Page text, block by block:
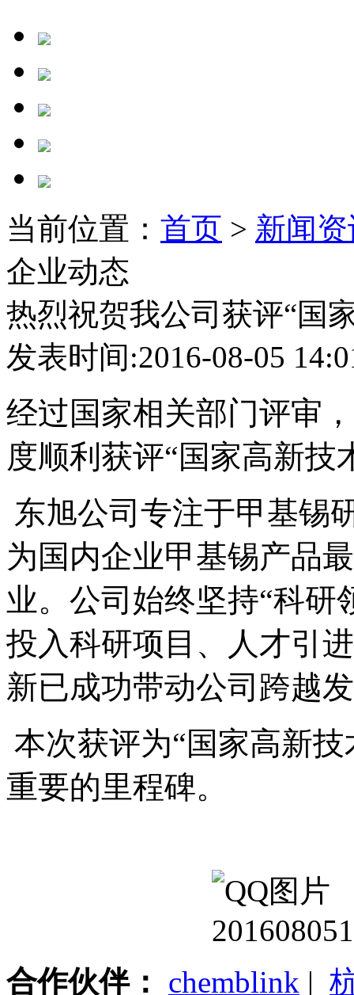
当前位置： 首页 > 新闻
企业动态
热烈祝贺我公司获评“国
发表时间:2016-08-05
经过国家相关部门评审
度顺利获评“国家高新技
东旭公司专注于甲基锡
为国内企业甲基锡产品
业。公司始终坚持“科研
投入科研项目、人才引
新已成功带动公司跨越
本次获评为“国家高新
重要的里程碑。
合作伙伴： chemblink |